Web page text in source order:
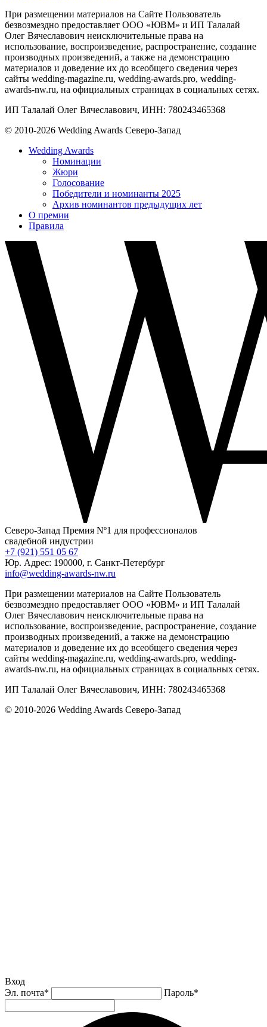
При размещении материалов на Сайте Пользователь
безвозмездно предоставляет ООО «ЮВМ» и ИП Талалай
Олег Вячеславович неисключительные права на
использование, воспроизведение, распространение, создание
производных произведений, а также на демонстрацию
материалов и доведение их до всеобщего сведения через
сайты wedding-magazine.ru, wedding-awards.pro, wedding-
awards-nw.ru, на официальных страницах в социальных сетях.
ИП Талалай Олег Вячеславович, ИНН: 780243465368
© 2010-2026 Wedding Awards Северо-Запад
Wedding Awards
Номинации
Жюри
Голосование
Победители и номинанты 2025
Архив номинантов предыдущих лет
О премии
Правила
Северо-Запад Премия Nº1 для профессионалов
свадебной индустрии
+7 (921) 551 05 67
Юр. Адрес: 190000, г. Санкт-Петербург
info@wedding-awards-nw.ru
При размещении материалов на Сайте Пользователь
безвозмездно предоставляет ООО «ЮВМ» и ИП Талалай
Олег Вячеславович неисключительные права на
использование, воспроизведение, распространение, создание
производных произведений, а также на демонстрацию
материалов и доведение их до всеобщего сведения через
сайты wedding-magazine.ru, wedding-awards.pro, wedding-
awards-nw.ru, на официальных страницах в социальных сетях.
ИП Талалай Олег Вячеславович, ИНН: 780243465368
© 2010-2026 Wedding Awards Северо-Запад
Вход
Эл. почта* Пароль*